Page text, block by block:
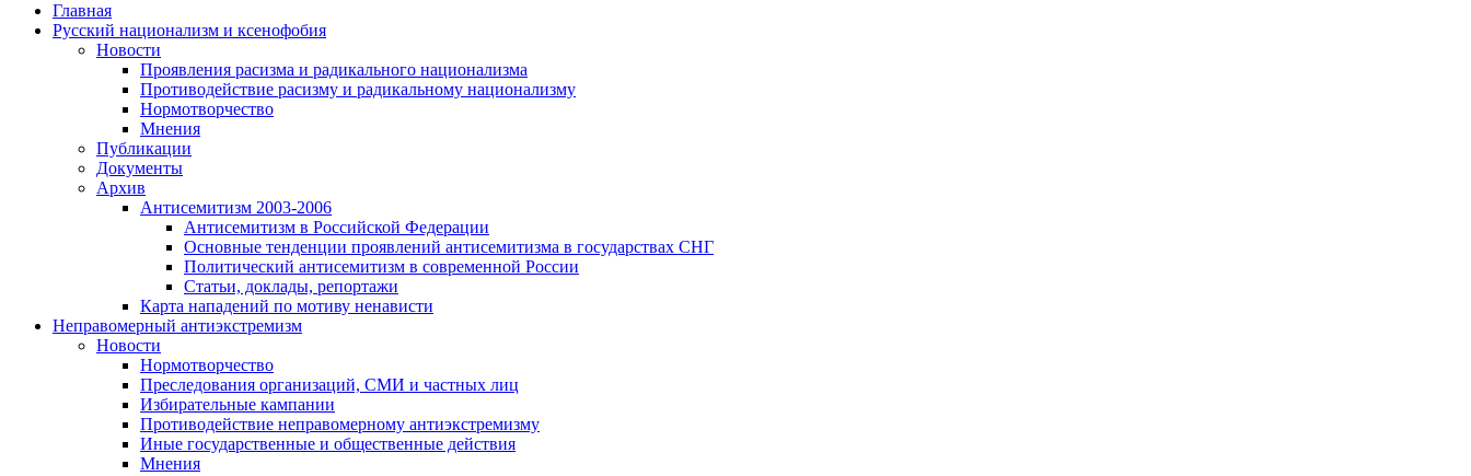
Главная
Русский национализм и ксенофобия
Новости
Проявления расизма и радикального национализма
Противодействие расизму и радикальному национализму
Нормотворчество
Мнения
Публикации
Документы
Архив
Антисемитизм 2003-2006
Антисемитизм в Российской Федерации
Основные тенденции проявлений антисемитизма в государствах СНГ
Политический антисемитизм в современной России
Статьи, доклады, репортажи
Карта нападений по мотиву ненависти
Неправомерный антиэкстремизм
Новости
Нормотворчество
Преследования организаций, СМИ и частных лиц
Избирательные кампании
Противодействие неправомерному антиэкстремизму
Иные государственные и общественные действия
Мнения